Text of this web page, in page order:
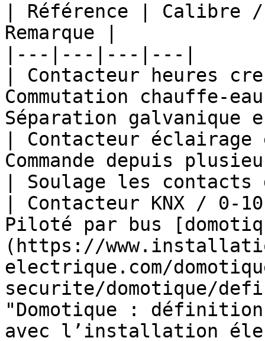
| Référence | Calibre
Remarque |
|---|---|---|---|
| Contacteur heures
Commutation chauffe-
Séparation
| Contacteur
Commande depuis
| Soulage les
| Contacteur KNX /
Piloté par bus
(https://
electrique.com/
securite/domotique/
"Domotique :
avec l’installation